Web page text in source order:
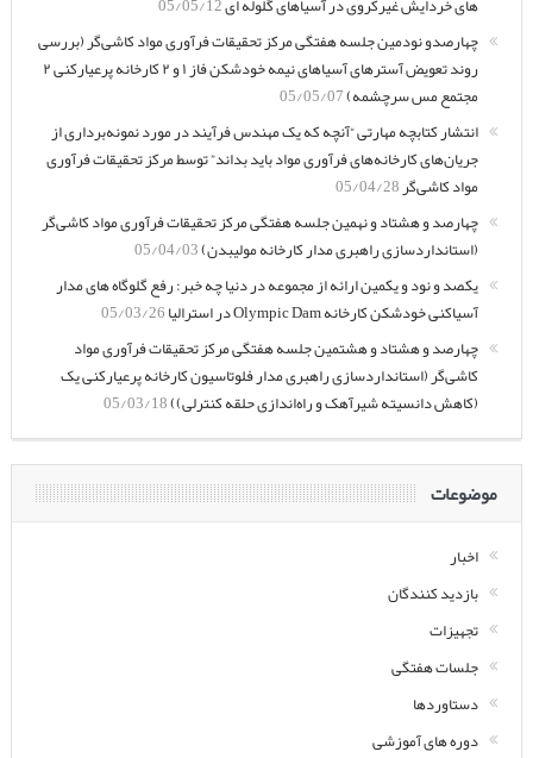
چهارصدو نودمین جلسه هفتگی مرکز تحقیقات فرآوری مواد کاشی‌گر (بررسی
روند تعویض آسترهای آسیاهای نیمه خودشکن فاز ۱ و ۲ کارخانه پرعیارکنی ۲
مجتمع مس سرچشمه)05/05/07
انتشار کتابچه مهارتی “آنچه که یک مهندس فرآیند در مورد نمونه‌برداری از
جریان‌های کارخانه‌های فرآوری مواد باید بداند” توسط مرکز تحقیقات فرآوری
مواد کاشی‌گر05/04/28
چهارصد و هشتاد و نهمین جلسه هفتگی مرکز تحقیقات فرآوری مواد کاشی‌گر
(استانداردسازی راهبری مدار کارخانه مولیبدن)05/04/03
یکصد و نود و یکمین ارائه از مجموعه در دنیا چه خبر: رفع گلوگاه های مدار
آسیاکنی خودشکن کارخانه Olympic Dam در استرالیا
05/03/26
چهارصد و هشتاد و هشتمین جلسه هفتگی مرکز تحقیقات فرآوری مواد
کاشی‌گر (استانداردسازی راهبری مدار فلوتاسیون کارخانه پرعیارکنی یک
(کاهش دانسیته شیرآهک و راه‌اندازی حلقه کنترلی))05/03/18
موضوعات
اخبار
بازدید کنندگان
تجهیزات
جلسات هفتگی
دستاوردها
دوره های آموزشی